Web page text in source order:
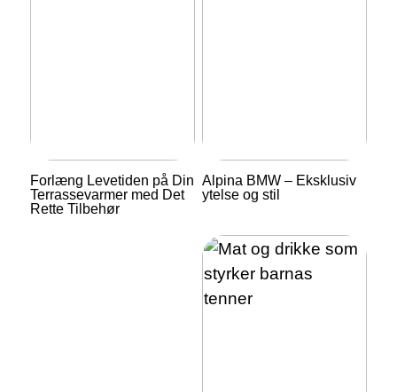
Forlæng Levetiden på Din
Terrassevarmer med Det
Rette Tilbehør
Alpina BMW – Eksklusiv
ytelse og stil